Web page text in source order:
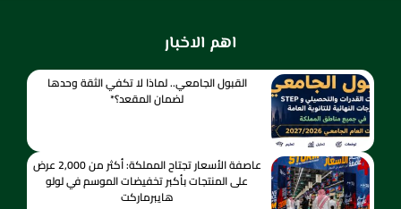
اهم الاخبار
القبول الجامعي.. لماذا لا تكفي الثقة وحدها
لضمان المقعد؟*
عاصفة الأسعار تجتاح المملكة: أكثر من 2,000 عرض
على المنتجات بأكبر تخفيضات الموسم في لولو
هايبرماركت